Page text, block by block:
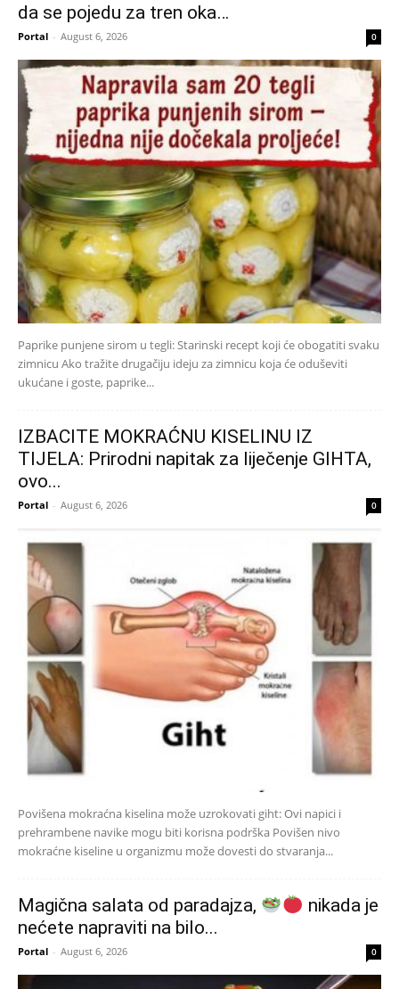
da se pojedu za tren oka…
Portal - August 6, 2026 0
Paprike punjene sirom u tegli: Starinski recept koji će obogatiti svaku
zimnicu Ako tražite drugačiju ideju za zimnicu koja će oduševiti
ukućane i goste, paprike...
IZBACITE MOKRAĆNU KISELINU IZ
TIJELA: Prirodni napitak za liječenje GIHTA,
ovo...
Portal - August 6, 2026 0
Povišena mokraćna kiselina može uzrokovati giht: Ovi napici i
prehrambene navike mogu biti korisna podrška Povišen nivo
mokraćne kiseline u organizmu može dovesti do stvaranja...
Magična salata od paradajza,
nikada je
nećete napraviti na bilo...
Portal - August 6, 2026 0